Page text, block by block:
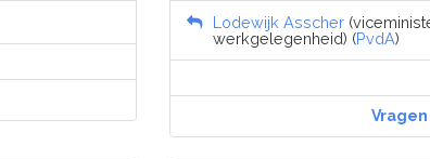
Lodewijk Asscher
werkgelegenheid) (PvdA)